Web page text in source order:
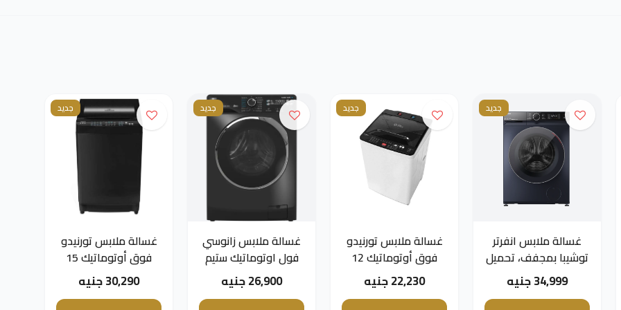
جديد
غسالة ملابس انفرتر
توشيبا بمجفف، تحميل
امامي،10.5 كجم،
رمادي - TWD-34,999 جنيه
جديد
غسالة ملابس تورنيدو
فوق أوتوماتيك 12
كجم ، طلمبة ، أبيض
TWT-TLN12LWT
22,230 جنيه
جديد
غسالة ملابس زانوسي
فول اوتوماتيك ستيم
ماكس ديجيتال تحميل
أمامي، 8 كجم، أسود -26,900 جنيه
جديد
غسالة ملابس تورنيدو
فوق أوتوماتيك 15
كجم ، DDM انفرتر ،
طلمبة ، سيلفر غامق
30,290 جنيه